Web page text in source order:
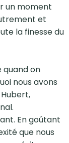
un moment
et
la finesse du
quand on
nous avons
En goûtant
que nous